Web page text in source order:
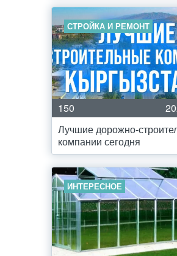
СТРОЙКА И РЕМОНТ
150
Лучшие дорожно-
компании сегодня
ИНТЕРЕСНОЕ